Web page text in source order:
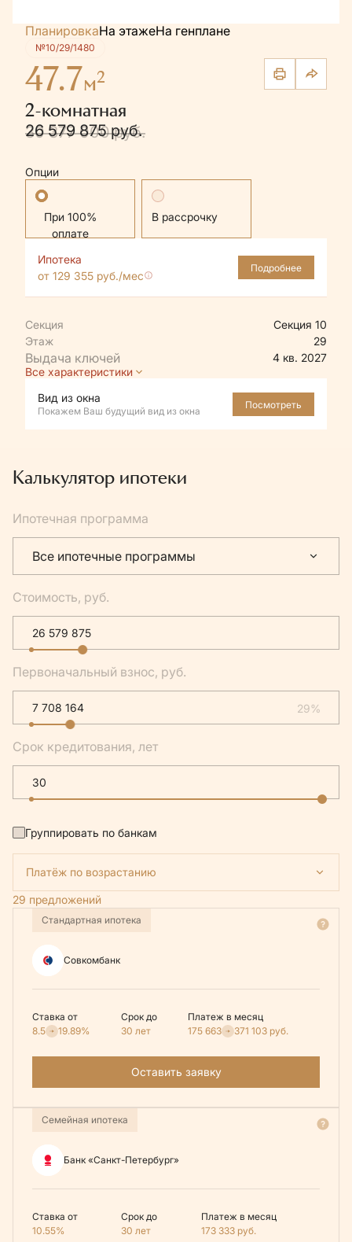
ПланировкаНа этажеНа генплане
№10/29/1480
47.7м2
2-комнатная
30 377 000 руб.
26 579 875 руб.
Опции
Стандартная В рассрочку
Ипотека
от 129 355 руб./мес
Подробнее
Секция
Секция 10
Этаж
29
4 кв. 2027
Все характеристики
Вид из окна
Покажем Ваш будущий вид из окна
Посмотреть
Калькулятор ипотеки
Ипотечная программа
Все ипотечные программы
Стоимость, руб.
Первоначальный взнос, руб.
29%
Срок кредитования, лет
Группировать по банкам
Платёж по возрастанию
29 предложений
Стандартная ипотека
Совкомбанк
Ставка от
8.5
19.89%
Срок до
30 лет
Платеж в месяц
175 663
371 103 руб.
Оставить заявку
Семейная ипотека
Банк «Санкт-Петербург»
Ставка от
10.55%
Срок до
30 лет
Платеж в месяц
173 333 руб.